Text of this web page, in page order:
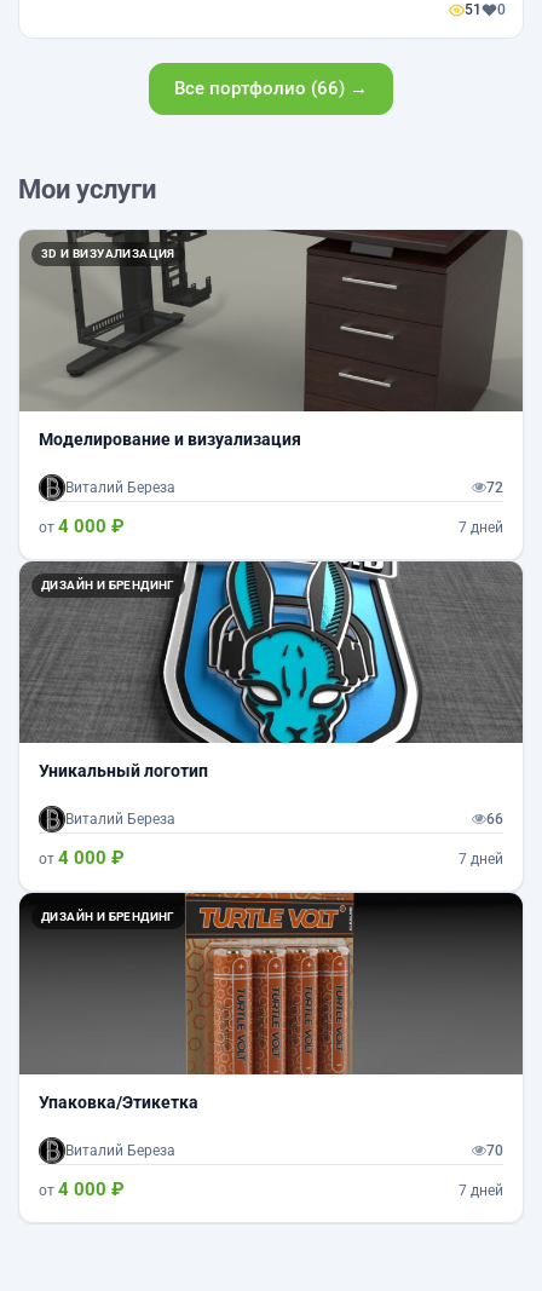
51 0
Все портфолио (66) →
Мои услуги
3D И ВИЗУАЛИЗАЦИЯ
Моделирование и визуализация
Виталий Береза 72
от 4 000 ₽ 7 дней
ДИЗАЙН И БРЕНДИНГ
Уникальный логотип
Виталий Береза 66
от 4 000 ₽ 7 дней
ДИЗАЙН И БРЕНДИНГ
Упаковка/Этикетка
Виталий Береза 70
от 4 000 ₽ 7 дней